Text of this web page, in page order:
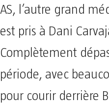
AS, l’autre grand
est pris à Dani
Complètement
période, avec
pour courir derrière